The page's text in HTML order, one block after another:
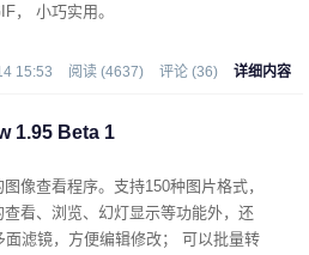
， 小巧实用。
15:53 阅读 (4637) 评论 (36) 详细内容
1.95 Beta 1
像查看程序。支持150种图片格式，
查看、浏览、幻灯显示等功能外，还
面滤镜，方便编辑修改； 可以批量转